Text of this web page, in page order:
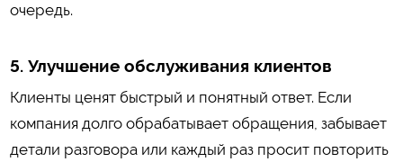
очередь.
5. Улучшение обслуживания клиентов
Клиенты ценят быстрый и понятный ответ. Если
компания долго обрабатывает обращения, забывает
детали разговора или каждый раз просит повторить